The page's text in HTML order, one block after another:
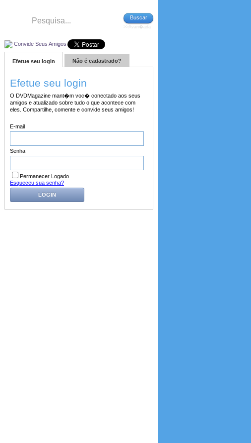
Buscar
>>Avan�ada
Convide Seus Amigos
Efetue seu login Não é cadastrado?
Efetue seu login
O DVDMagazine mant�m voc� conectado aos seus
amigos e atualizado sobre tudo o que acontece com
eles. Compartilhe, comente e convide seus amigos!
E-mail
Senha
Permanecer Logado
Esqueceu sua senha?
LOGIN